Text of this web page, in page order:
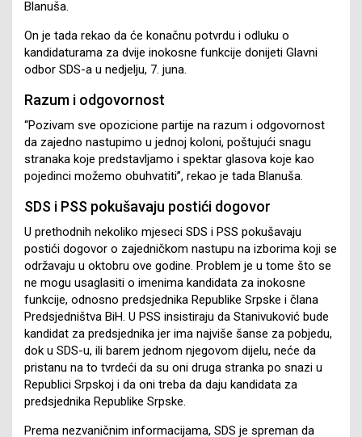
Blanuša.
On je tada rekao da će konačnu potvrdu i odluku o
kandidaturama za dvije inokosne funkcije donijeti Glavni
odbor SDS-a u nedjelju, 7. juna.
Razum i odgovornost
“Pozivam sve opozicione partije na razum i odgovornost
da zajedno nastupimo u jednoj koloni, poštujući snagu
stranaka koje predstavljamo i spektar glasova koje kao
pojedinci možemo obuhvatiti”, rekao je tada Blanuša.
SDS i PSS pokušavaju postići dogovor
U prethodnih nekoliko mjeseci SDS i PSS pokušavaju
postići dogovor o zajedničkom nastupu na izborima koji se
održavaju u oktobru ove godine. Problem je u tome što se
ne mogu usaglasiti o imenima kandidata za inokosne
funkcije, odnosno predsjednika Republike Srpske i člana
Predsjedništva BiH. U PSS insistiraju da Stanivuković bude
kandidat za predsjednika jer ima najviše šanse za pobjedu,
dok u SDS-u, ili barem jednom njegovom dijelu, neće da
pristanu na to tvrdeći da su oni druga stranka po snazi u
Republici Srpskoj i da oni treba da daju kandidata za
predsjednika Republike Srpske.
Prema nezvaničnim informacijama, SDS je spreman da